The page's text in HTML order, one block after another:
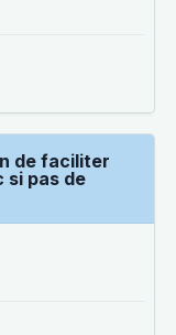
de faciliter
si pas de